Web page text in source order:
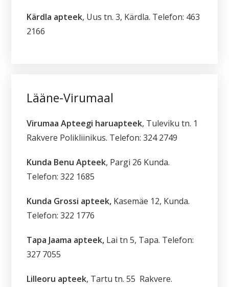
Kärdla apteek, Uus tn. 3, Kärdla. Telefon: 463
2166
Lääne-Virumaal
Virumaa Apteegi haruapteek, Tuleviku tn. 1
Rakvere Polikliinikus. Telefon: 324 2749
Kunda Benu Apteek, Pargi 26 Kunda.
Telefon: 322 1685
Kunda Grossi apteek, Kasemäe 12, Kunda.
Telefon: 322 1776
Tapa Jaama apteek, Lai tn 5, Tapa. Telefon:
327 7055
Lilleoru apteek, Tartu tn. 55 Rakvere.